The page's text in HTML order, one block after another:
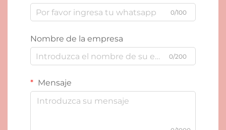
0/100
Nombre de la empresa
0/200
Mensaje